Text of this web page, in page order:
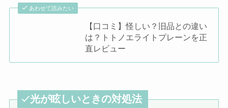
あわせて読みたい
【口コミ】怪しい？旧品との違い
は？トトノエライトプレーンを正
直レビュー
光が眩しいときの対処法